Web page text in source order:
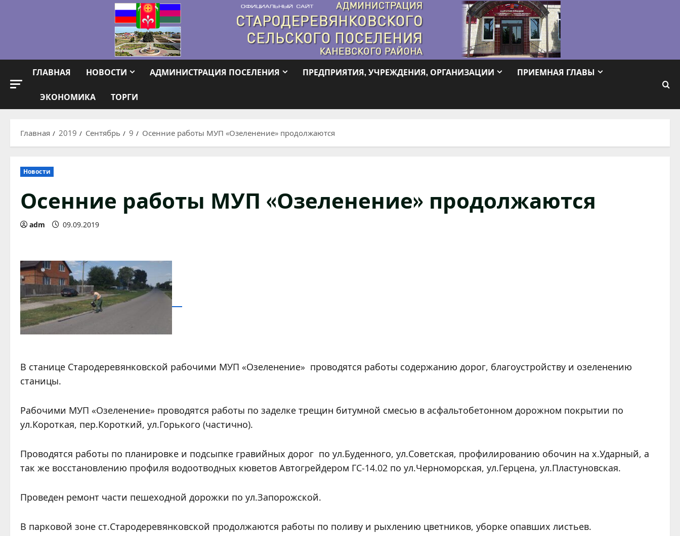
ГЛАВНАЯ НОВОСТИ АДМИНИСТРАЦИЯ ПОСЕЛЕНИЯ ПРЕДПРИЯТИЯ, УЧРЕЖДЕНИЯ, ОРГАНИЗАЦИИ ПРИЕМНАЯ ГЛАВЫ
ЭКОНОМИКА ТОРГИ
Главная 2019 Сентябрь 9 Осенние работы МУП «Озеленение» продолжаются
Новости
Осенние работы МУП «Озеленение» продолжаются
adm 09.09.2019
В станице Стародеревянковской рабочими МУП «Озеленение» проводятся работы содержанию дорог, благоустройству и озеленению
станицы.
Рабочими МУП «Озеленение» проводятся работы по заделке трещин битумной смесью в асфальтобетонном дорожном покрытии по
ул.Короткая, пер.Короткий, ул.Горького (частично).
Проводятся работы по планировке и подсыпке гравийных дорог по ул.Буденного, ул.Советская, профилированию обочин на х.Ударный, а
так же восстановлению профиля водоотводных кюветов Автогрейдером ГС-14.02 по ул.Черноморская, ул.Герцена, ул.Пластуновская.
Проведен ремонт части пешеходной дорожки по ул.Запорожской.
В парковой зоне ст.Стародеревянковской продолжаются работы по поливу и рыхлению цветников, уборке опавших листьев.